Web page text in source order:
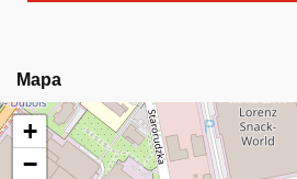
Mapa
+
−